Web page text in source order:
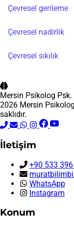
Çevresel gerileme
Çevresel nadirlik
Çevresel sıkılık
Mersin Psikolog
2026 Mersin
saklıdır.
İletişim
+90 533
WhatsApp
Instagram
Konum